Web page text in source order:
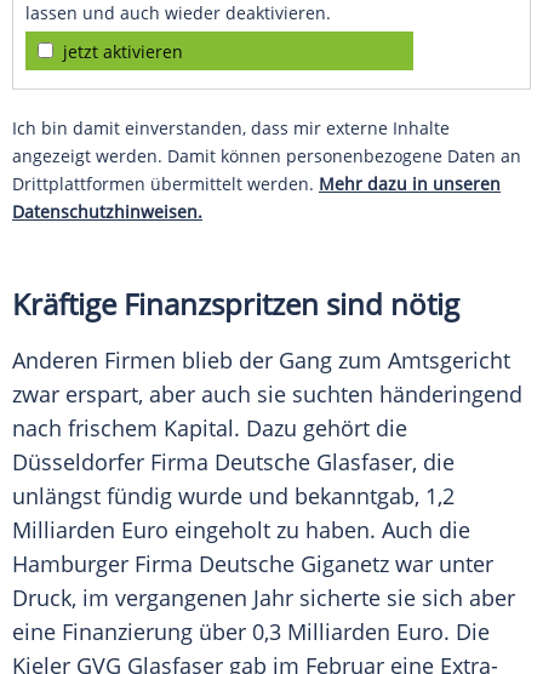
lassen und auch wieder deaktivieren.
jetzt aktivieren
Ich bin damit einverstanden, dass mir externe Inhalte
angezeigt werden. Damit können personenbezogene Daten an
Drittplattformen übermittelt werden. Mehr dazu in unseren
Datenschutzhinweisen.
Kräftige Finanzspritzen sind nötig
Anderen Firmen blieb der Gang zum Amtsgericht
zwar erspart, aber auch sie suchten händeringend
nach frischem Kapital. Dazu gehört die
Düsseldorfer Firma Deutsche Glasfaser, die
unlängst fündig wurde und bekanntgab, 1,2
Milliarden Euro eingeholt zu haben. Auch die
Hamburger Firma Deutsche Giganetz war unter
Druck, im vergangenen Jahr sicherte sie sich aber
eine Finanzierung über 0,3 Milliarden Euro. Die
Kieler GVG Glasfaser gab im Februar eine Extra-